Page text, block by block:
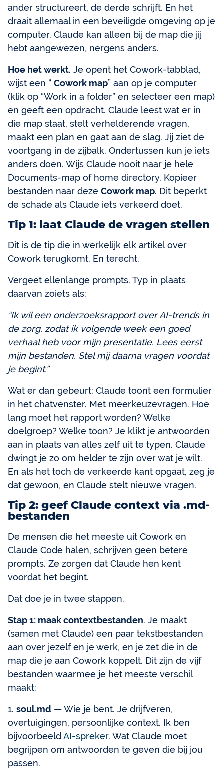
ander structureert, de derde schrijft. En het
draait allemaal in een beveiligde omgeving op je
computer. Claude kan alleen bij de map die jij
hebt aangewezen, nergens anders.
Hoe het werkt. Je opent het Cowork-tabblad,
wijst een “ Cowork map” aan op je computer
(klik op “Work in a folder” en selecteer een map)
en geeft een opdracht. Claude leest wat er in
die map staat, stelt verhelderende vragen,
maakt een plan en gaat aan de slag. Jij ziet de
voortgang in de zijbalk. Ondertussen kun je iets
anders doen. Wijs Claude nooit naar je hele
Documents-map of home directory. Kopieer
bestanden naar deze Cowork map. Dit beperkt
de schade als Claude iets verkeerd doet.
Tip 1: laat Claude de vragen stellen
Dit is de tip die in werkelijk elk artikel over
Cowork terugkomt. En terecht.
Vergeet ellenlange prompts. Typ in plaats
daarvan zoiets als:
“Ik wil een onderzoeksrapport over AI-trends in
de zorg, zodat ik volgende week een goed
verhaal heb voor mijn presentatie. Lees eerst
mijn bestanden. Stel mij daarna vragen voordat
je begint.”
Wat er dan gebeurt: Claude toont een formulier
in het chatvenster. Met meerkeuzevragen. Hoe
lang moet het rapport worden? Welke
doelgroep? Welke toon? Je klikt je antwoorden
aan in plaats van alles zelf uit te typen. Claude
dwingt je zo om helder te zijn over wat je wilt.
En als het toch de verkeerde kant opgaat, zeg je
dat gewoon, en Claude stelt nieuwe vragen.
Tip 2: geef Claude context via .md-
bestanden
De mensen die het meeste uit Cowork en
Claude Code halen, schrijven geen betere
prompts. Ze zorgen dat Claude hen kent
voordat het begint.
Dat doe je in twee stappen.
Stap 1: maak contextbestanden. Je maakt
(samen met Claude) een paar tekstbestanden
aan over jezelf en je werk, en je zet die in de
map die je aan Cowork koppelt. Dit zijn de vijf
bestanden waarmee je het meeste verschil
maakt:
1. soul.md — Wie je bent. Je drijfveren,
overtuigingen, persoonlijke context. Ik ben
bijvoorbeeldAI-spreker. Wat Claude moet
begrijpen om antwoorden te geven die bij jou
passen.